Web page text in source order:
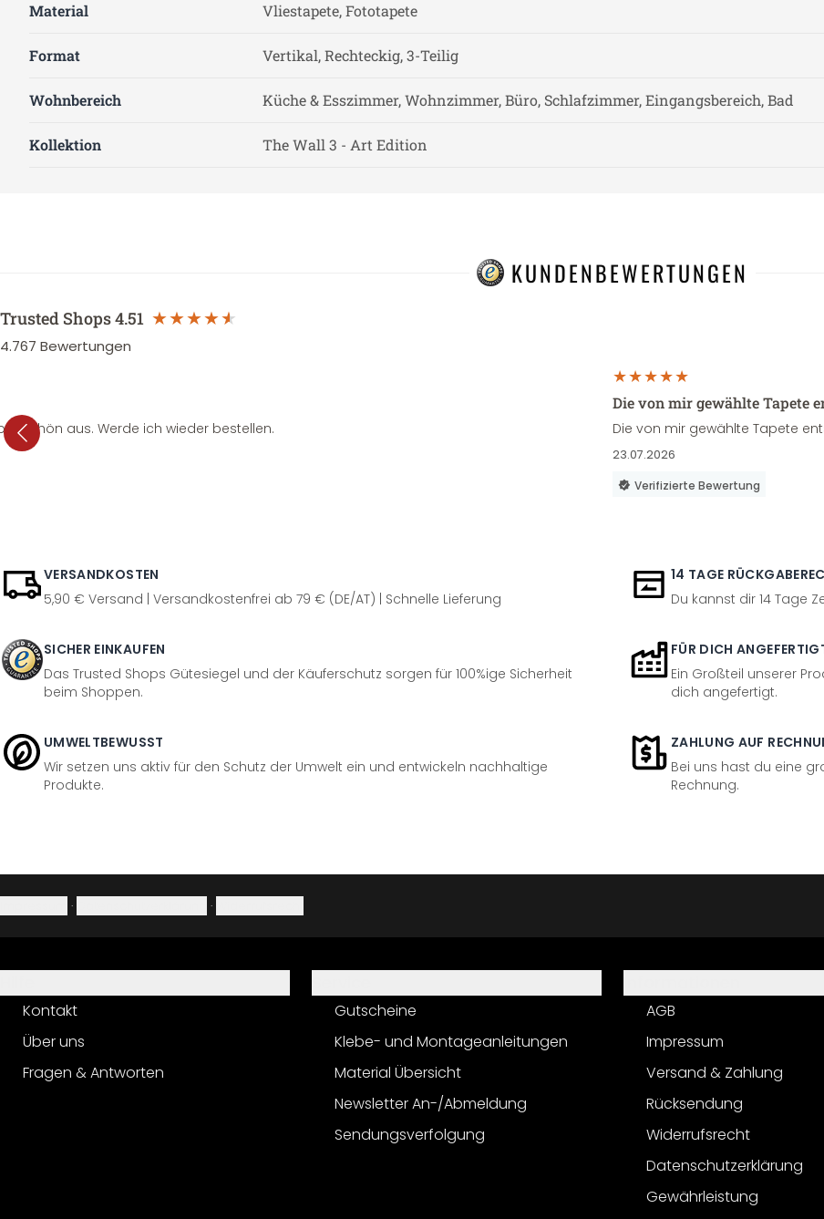
Material Vliestapete, Fototapete
Format Vertikal, Rechteckig, 3-Teilig
Wohnbereich Küche & Esszimmer, Wohnzimmer, Büro, Schlafzimmer, Eingangsbereich, Bad
Kollektion The Wall 3 - Art Edition
KUNDENBEWERTUNGEN
Trusted Shops4.51
4.767 Bewertungen
schön aus. Werde ich wieder bestellen.
Die von mir gewählte Tapete
Die von mir gewählte Tapete
23.07.2026
Verifizierte Bewertung
VERSANDKOSTEN
5,90 € Versand | Versandkostenfrei ab 79 € (DE/AT) | Schnelle Lieferung
14 TAGE
Du kannst dir 14 Tage
SICHER EINKAUFEN
Das Trusted Shops Gütesiegel und der Käuferschutz sorgen für 100%ige Sicherheit
beim Shoppen.
FÜR DICH
Ein Großteil unserer
dich angefertigt.
UMWELTBEWUSST
Wir setzen uns aktiv für den Schutz der Umwelt ein und entwickeln nachhaltige
Produkte.
ZAHLUNG AUF
Bei uns hast du eine
Rechnung.
· ·
Kontakt
Über uns
Fragen & Antworten
Gutscheine
Klebe- und Montageanleitungen
Material Übersicht
Newsletter An-/Abmeldung
Sendungsverfolgung
AGB
Impressum
Versand & Zahlung
Rücksendung
Widerrufsrecht
Datenschutzerklärung
Gewährleistung